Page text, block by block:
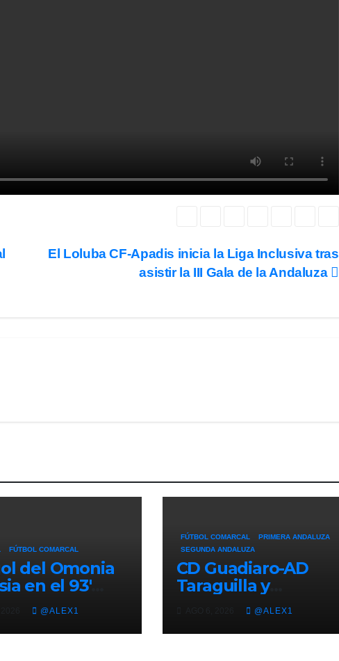
El Loluba CF-Apadis inicia la Liga Inclusiva tras
asistir la III Gala de la Andaluza
FÚTBOL COMARCAL
del Omonia
en el 93′
al Lincoln Red
victoria (1-1)
la ventaja
@ALEX1
FÚTBOL COMARCAL
PRIMERA ANDALUZA
SEGUNDA ANDALUZA
CD Guadiaro-AD
Taraguilla y
Recreativo Puente
Mayorga-CD San
Roque, semifinales
@ALEX1